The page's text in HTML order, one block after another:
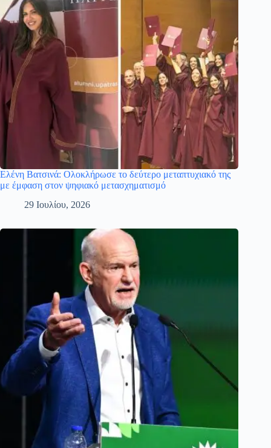
Ελένη Βατσινά: Ολοκλήρωσε το δεύτερο μεταπτυχιακό της
με έμφαση στον ψηφιακό μετασχηματισμό
29 Ιουλίου, 2026